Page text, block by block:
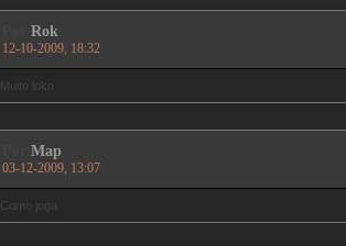
Rok
12-10-2009, 18:32
Muito loko
Map
03-12-2009, 13:07
Como joga